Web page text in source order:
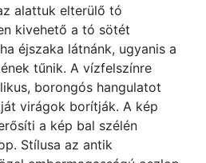
alattuk elterülő tó
kivehető a tó sötét
éjszaka látnánk, ugyanis a
tűnik. A vízfelszínre
borongós hangulatot
virágok borítják. A kép
a kép bal szélén
Stílusa az antik